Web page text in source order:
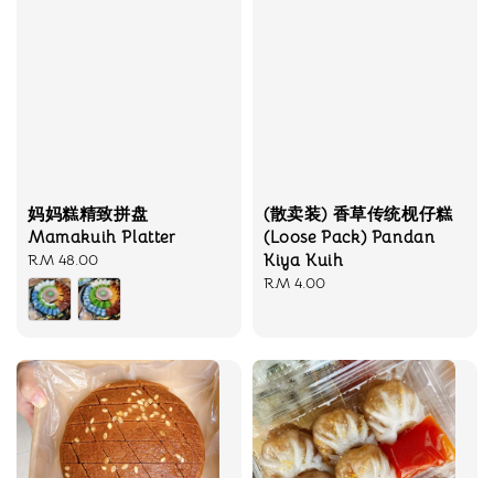
妈妈糕精致拼盘
Mamakuih Platter
Regular
price
RM 48.00
(散卖装) 香草传统枧仔糕
(Loose Pack) Pandan
Kiya Kuih
Regular
RM 4.00